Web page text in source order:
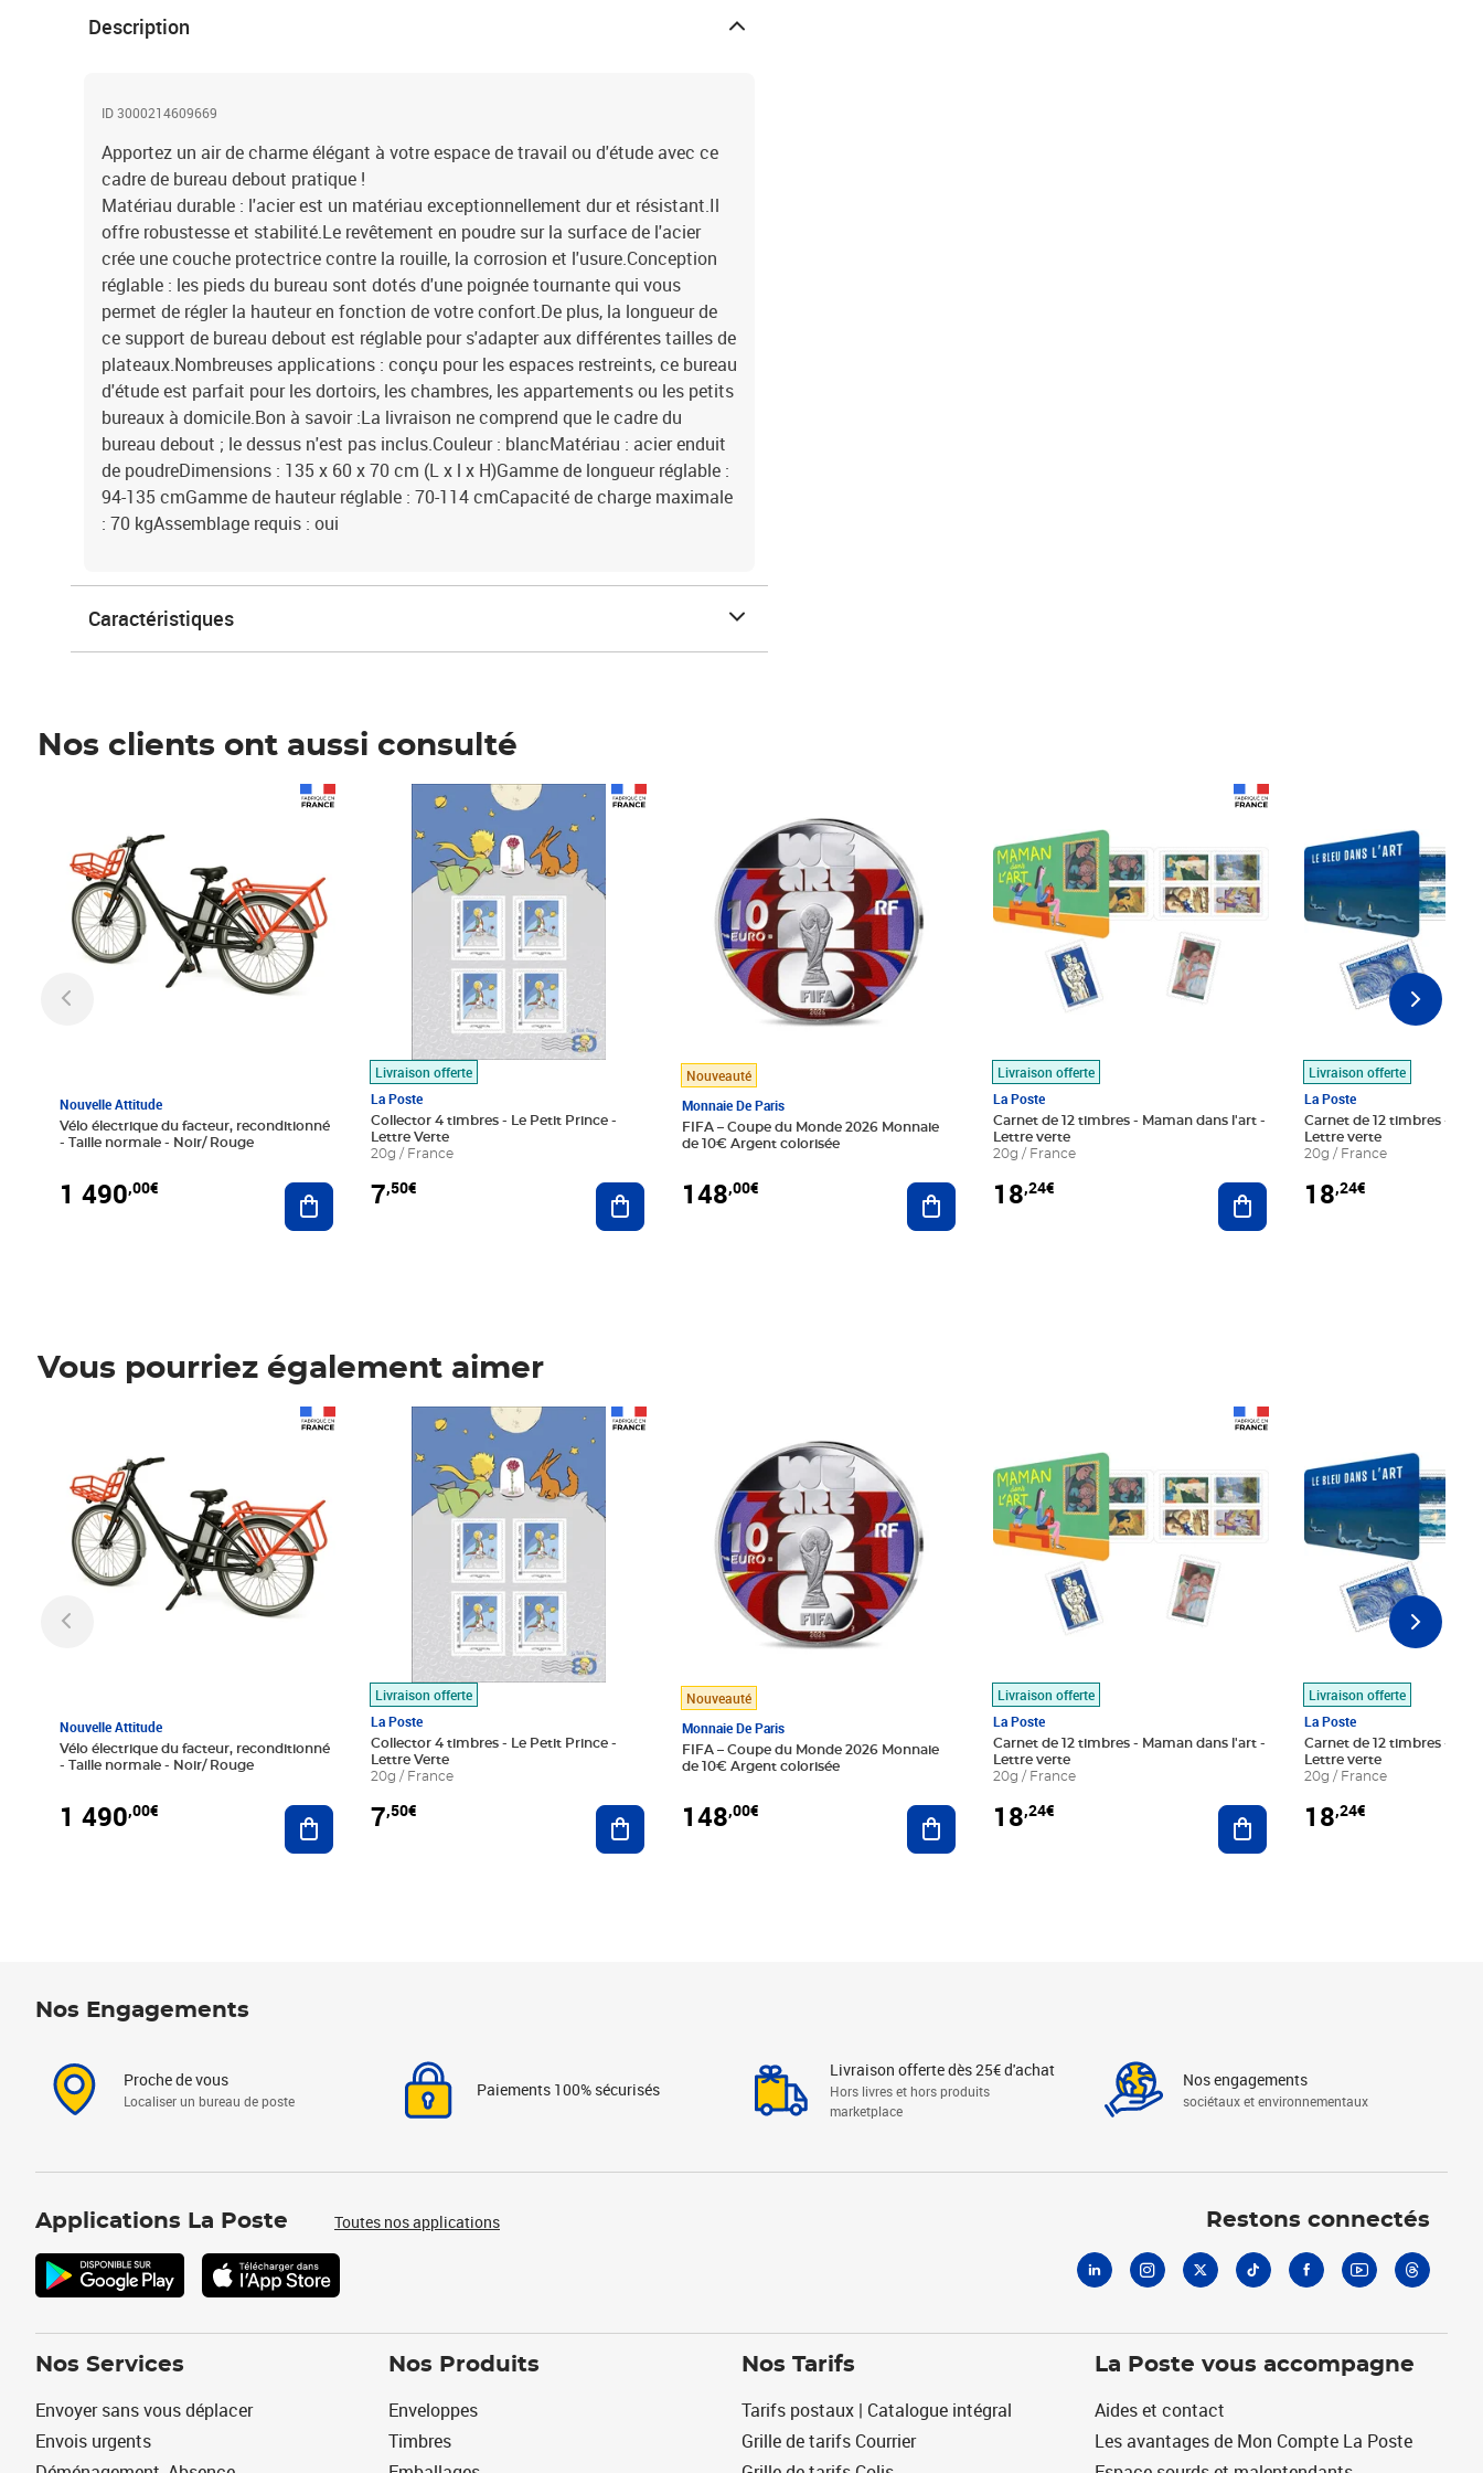
Description
ID 3000214609669
Apportez un air de charme élégant à votre espace de travail ou d'étude avec ce
cadre de bureau debout pratique !
Matériau durable : l'acier est un matériau exceptionnellement dur et résistant.Il
offre robustesse et stabilité.Le revêtement en poudre sur la surface de l'acier
crée une couche protectrice contre la rouille, la corrosion et l'usure.Conception
réglable : les pieds du bureau sont dotés d'une poignée tournante qui vous
permet de régler la hauteur en fonction de votre confort.De plus, la longueur de
ce support de bureau debout est réglable pour s'adapter aux différentes tailles de
plateaux.Nombreuses applications : conçu pour les espaces restreints, ce bureau
d'étude est parfait pour les dortoirs, les chambres, les appartements ou les petits
bureaux à domicile.Bon à savoir :La livraison ne comprend que le cadre du
bureau debout ; le dessus n'est pas inclus.Couleur : blancMatériau : acier enduit
de poudreDimensions : 135 x 60 x 70 cm (L x l x H)Gamme de longueur réglable :
94-135 cmGamme de hauteur réglable : 70-114 cmCapacité de charge maximale
: 70 kgAssemblage requis : oui
Caractéristiques
Nos clients ont aussi consulté
Nouvelle Attitude
Vélo électrique du facteur, reconditionné
- Taille normale - Noir/ Rouge
1 490,00€ Ajouter au panier
Livraison offerte
La Poste
Collector 4 timbres - Le Petit Prince -
Lettre Verte
20g / France
7,50€
Prix 7,50€
Ajouter au panier
Nouveauté
Monnaie De Paris
FIFA – Coupe du Monde 2026 Monnaie
de 10€ Argent colorisée
148,00€ Ajouter au panier
Livraison offerte
La Poste
Carnet de 12 timbres - Maman dans l'art -
Lettre verte
20g / France
18,24€ Ajouter au panier
Livraison offerte
La Poste
Carnet de 12 timbres - Le
Lettre verte
20g / France
18,24€
Vous pourriez également aimer
Nouvelle Attitude
Vélo électrique du facteur, reconditionné
- Taille normale - Noir/ Rouge
1 490,00€ Ajouter au panier
Livraison offerte
La Poste
Collector 4 timbres - Le Petit Prince -
Lettre Verte
20g / France
7,50€
Prix 7,50€
Ajouter au panier
Nouveauté
Monnaie De Paris
FIFA – Coupe du Monde 2026 Monnaie
de 10€ Argent colorisée
148,00€ Ajouter au panier
Livraison offerte
La Poste
Carnet de 12 timbres - Maman dans l'art -
Lettre verte
20g / France
18,24€ Ajouter au panier
Livraison offerte
La Poste
Carnet de 12 timbres - Le
Lettre verte
20g / France
18,24€
Nos Engagements
Proche de vous
Localiser un bureau de poste
Paiements 100% sécurisés
Livraison offerte dès 25€ d'achat
Hors livres et hors produits
marketplace
Nos engagements
sociétaux et environnementaux
Applications La Poste Toutes nos applications Restons connectés
Nos Services
Envoyer sans vous déplacer
Envois urgents
Nos Produits
Enveloppes
Timbres
Nos Tarifs
Tarifs postaux | Catalogue intégral
Grille de tarifs Courrier
La Poste vous accompagne
Aides et contact
Les avantages de Mon Compte La Poste